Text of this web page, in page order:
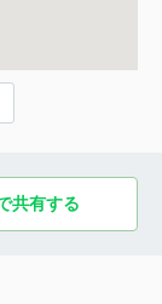
共有する